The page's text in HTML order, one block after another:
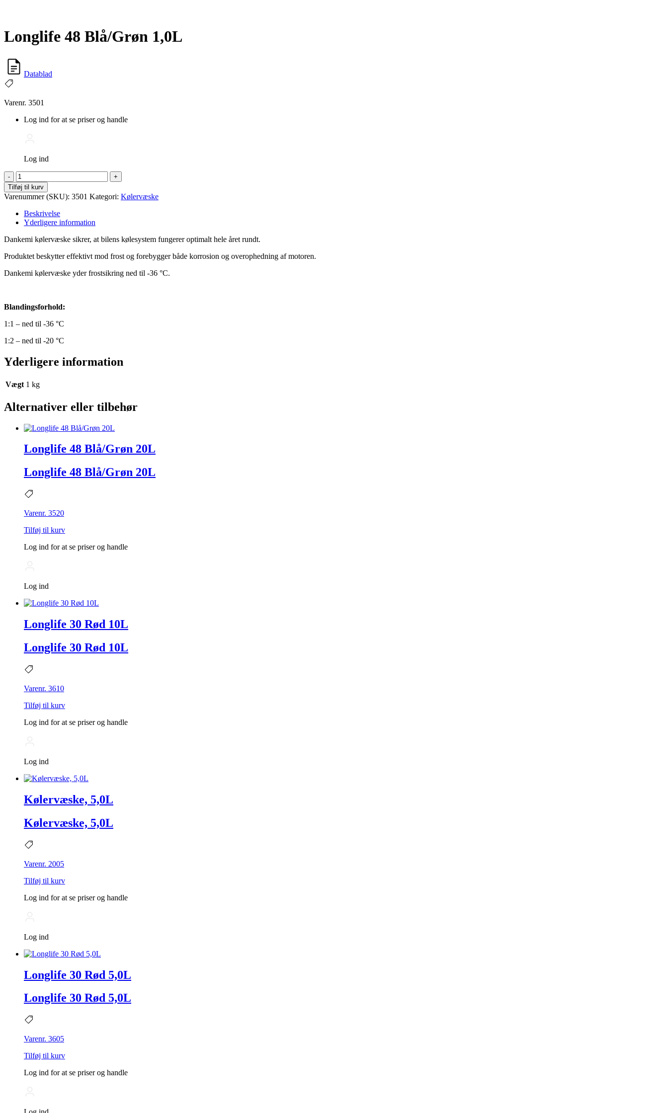
Longlife 48 Blå/Grøn 1,0L
Datablad
Varenr. 3501
Log ind for at se priser og handle
Log ind
-
Longlife
48
Blå/Grøn
1,0L
antal
+
Tilføj til kurv
Varenummer (SKU): 3501 Kategori: Kølervæske
Beskrivelse
Yderligere information
Dankemi kølervæske sikrer, at bilens kølesystem fungerer optimalt hele året rundt.
Produktet beskytter effektivt mod frost og forebyggerbåde korrosion og overophedning af motoren.
Dankemi kølervæske yder frostsikring ned til -36 °C.
Blandingsforhold:
1:1 – ned til -36 °C
1:2 – ned til -20 °C
Yderligere information
Vægt 1 kg
Alternativer eller tilbehør
Longlife 48 Blå/Grøn 20L
Longlife 48 Blå/Grøn 20L
Varenr. 3520
Tilføj til kurv
Log ind for at se priser og handle
Log ind
Longlife 30 Rød 10L
Longlife 30 Rød 10L
Varenr. 3610
Tilføj til kurv
Log ind for at se priser og handle
Log ind
Kølervæske, 5,0L
Kølervæske, 5,0L
Varenr. 2005
Tilføj til kurv
Log ind for at se priser og handle
Log ind
Longlife 30 Rød 5,0L
Longlife 30 Rød 5,0L
Varenr. 3605
Tilføj til kurv
Log ind for at se priser og handle